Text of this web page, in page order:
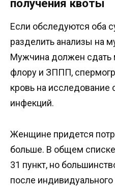
получения квоты
Если обследуются оба
разделить анализы на
Мужчина должен сдать
флору и ЗППП,
кровь на исследование
инфекций.
Женщине придется
больше. В общем списке
31 пункт, но
после